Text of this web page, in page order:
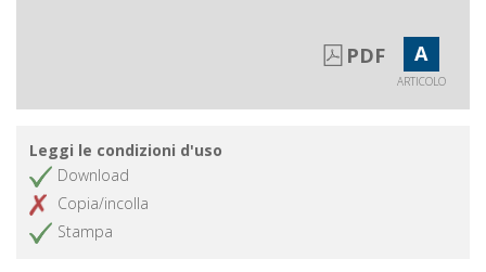
PDF A
ARTICOLO
Leggi le condizioni d'uso
Download
Copia/incolla
Stampa